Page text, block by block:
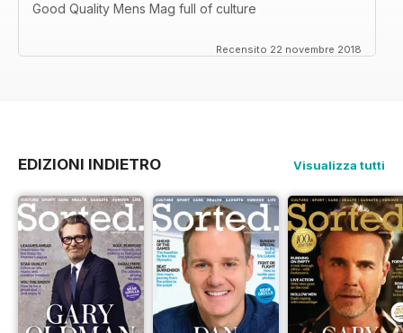
Good Quality Mens Mag full of culture
Recensito 22 novembre 2018
EDIZIONI INDIETRO Visualizza tutti